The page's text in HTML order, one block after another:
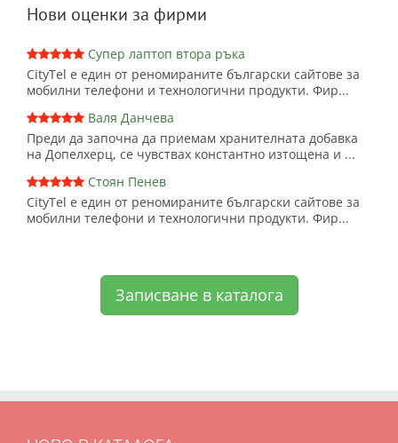
Нови оценки за фирми
Супер лаптоп втора ръка
CityTel е един от реномираните български сайтове за
мобилни телефони и технологични продукти. Фир...
Валя Данчева
Преди да започна да приемам хранителната добавка
на Допелхерц, се чувствах константно изтощена и ...
Стоян Пенев
CityTel е един от реномираните български сайтове за
мобилни телефони и технологични продукти. Фир...
Записване в каталога